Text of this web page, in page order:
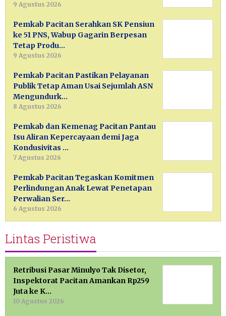
9 Agustus 2026
Pemkab Pacitan Serahkan SK Pensiun
ke 51 PNS, Wabup Gagarin Berpesan
Tetap Produ…
9 Agustus 2026
Pemkab Pacitan Pastikan Pelayanan
Publik Tetap Aman Usai Sejumlah ASN
Mengundurk…
8 Agustus 2026
Pemkab dan Kemenag Pacitan Pantau
Isu Aliran Kepercayaan demi Jaga
Kondusivitas …
7 Agustus 2026
Pemkab Pacitan Tegaskan Komitmen
Perlindungan Anak Lewat Penetapan
Perwalian Ser…
6 Agustus 2026
Lintas Peristiwa
Retribusi Pasar Minulyo Tak Disetor,
Inspektorat Pacitan Amankan Rp259
Juta ke K…
10 Agustus 2026